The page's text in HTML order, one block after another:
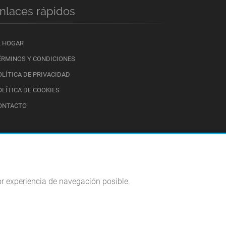
rápidos
HOGAR
Y CONDICIONES
DE PRIVACIDAD
DE COOKIES
experiencia de navegación posible.